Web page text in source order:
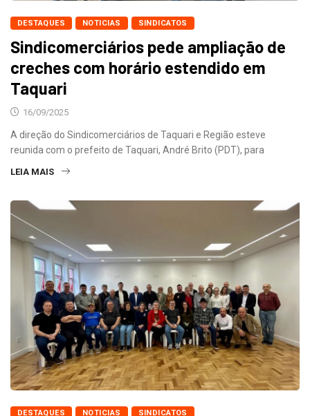
DESTAQUES NOTICIAS SINDICATOS
Sindicomerciários pede ampliação de
creches com horário estendido em
Taquari
16/09/2025
A direção do Sindicomerciários de Taquari e Região esteve
reunida com o prefeito de Taquari, André Brito (PDT), para
LEIA MAIS
DESTAQUES NOTICIAS SINDICATOS